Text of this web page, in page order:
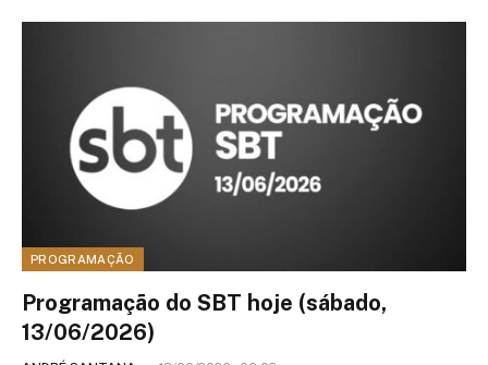
PROGRAMAÇÃO
Programação do SBT hoje (sábado,
13/06/2026)